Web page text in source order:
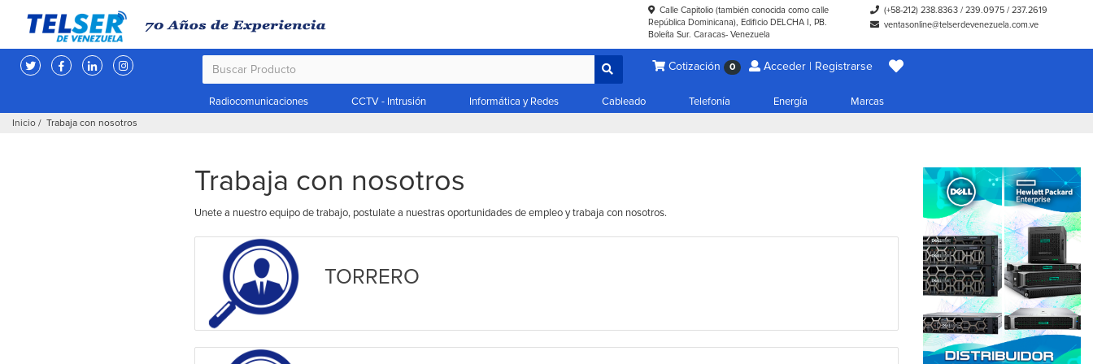
Calle Capitolio (también conocida como calle
República Dominicana), Edificio DELCHA I, PB.
Boleíta Sur. Caracas- Venezuela
(+58-212) 238.8363 /239.0975 /237.2619
ventasonline@telserdevenezuela.com.ve
Cotización 0 Acceder | Registrarse
Radiocomunicaciones CCTV - Intrusión Informática y Redes Cableado Telefonía Energía Marcas
Inicio / Trabaja con nosotros
Trabaja con nosotros
Unete a nuestro equipo de trabajo, postulate a nuestras oportunidades de empleo y trabaja con nosotros.
TORRERO